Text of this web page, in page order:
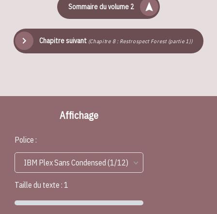
Sommaire du volume 2
Chapitre suivant (Chapitre 8 : Restrospect Forest (partie 1))
Affichage
Police :
IBM Plex Sans Condensed (1/12)
Taille du texte : 1